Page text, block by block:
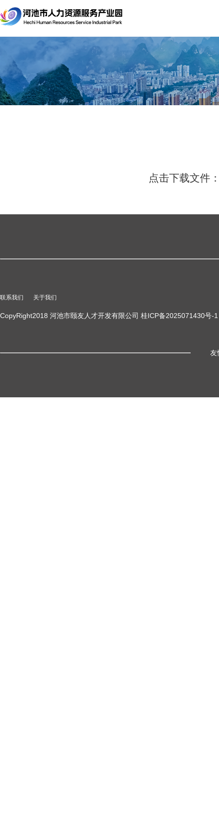
点击下载文件
联系我们 关于我们
CopyRight2018 河池市颐友人才开发有限公司 桂ICP备2025071430号-1
友